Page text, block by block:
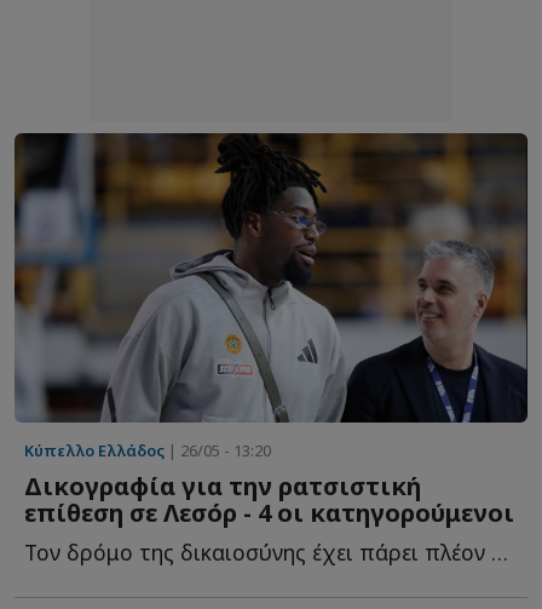
Κύπελλο Ελλάδος | 26/05 - 13:20
Δικογραφία για την ρατσιστική
επίθεση σε Λεσόρ - 4 οι κατηγορούμενοι
Τον δρόμο της δικαιοσύνης έχει πάρει πλέον η ρατσιστική ε...